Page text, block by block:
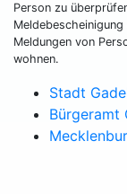
Person zu
Meldungen von
wohnen.
Stadt
Bürgeramt